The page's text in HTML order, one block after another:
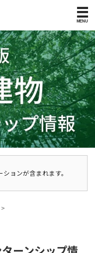
ョンが含まれます。
>